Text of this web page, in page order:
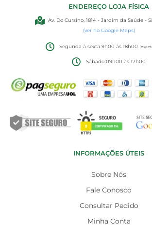
ENDEREÇO LOJA FÍSICA
Av. Do Cursino, 1814 - Jardim da Saúde -
(ver no Google Maps)
Segunda à sexta 9h00 às 18h00
Sábado 09h00 às 17h00
INFORMAÇÕES ÚTEIS
Sobre Nós
Fale Conosco
Consultar Pedido
Minha Conta